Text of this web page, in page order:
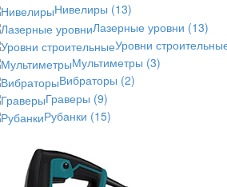
Нивелиры (13)
Лазерные уровни (13)
Уровни
Мультиметры (3)
Вибраторы (2)
Граверы (9)
Рубанки (15)